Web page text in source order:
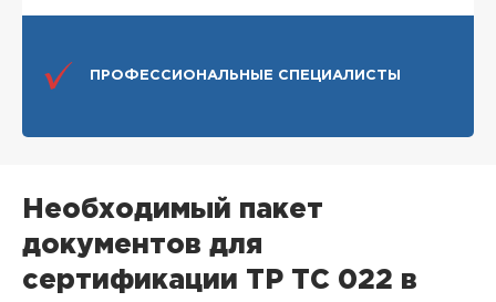
ПРОФЕССИОНАЛЬНЫЕ СПЕЦИАЛИСТЫ
Необходимый пакет
документов для
сертификации ТР ТС 022 в